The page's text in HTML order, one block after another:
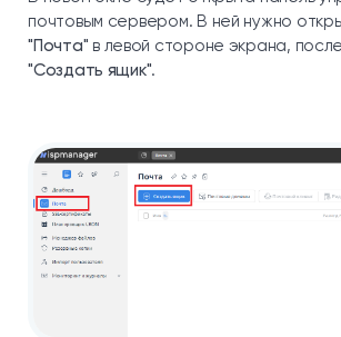
почтовым сервером. В ней нужно
"Почта" в левой стороне экрана,
"Создать ящик".